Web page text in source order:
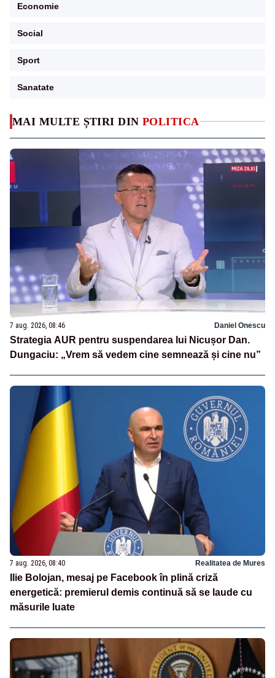
MAI MULTE ȘTIRI DIN POLITICA
7 aug. 2026, 08:46 Daniel Onescu
Strategia AUR pentru suspendarea lui Nicușor Dan.
Dungaciu: „Vrem să vedem cine semnează și cine nu”
7 aug. 2026, 08:40 Realitatea de Mures
Ilie Bolojan, mesaj pe Facebook în plină criză
energetică: premierul demis continuă să se laude cu
măsurile luate
Economie
Social
Sport
Sanatate